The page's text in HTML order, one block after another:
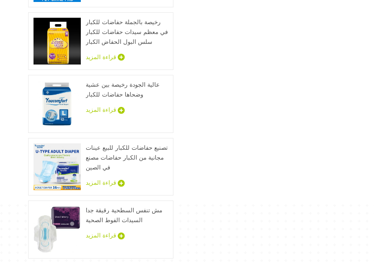
رخيصة بالجملة حفاضات للكبار
في معظم سيدات حفاضات للكبار
سلس البول الحفاض الكبار
قراءة المزيد
عالية الجودة رخيصة بين عشية
وضحاها حفاضات للكبار
قراءة المزيد
تصنيع حفاضات للكبار للبيع عينات
مجانية من الكبار حفاضات مصنع
في الصين
قراءة المزيد
مش تنفس السطحية رقيقة جدا
السيدات الفوط الصحية
قراءة المزيد